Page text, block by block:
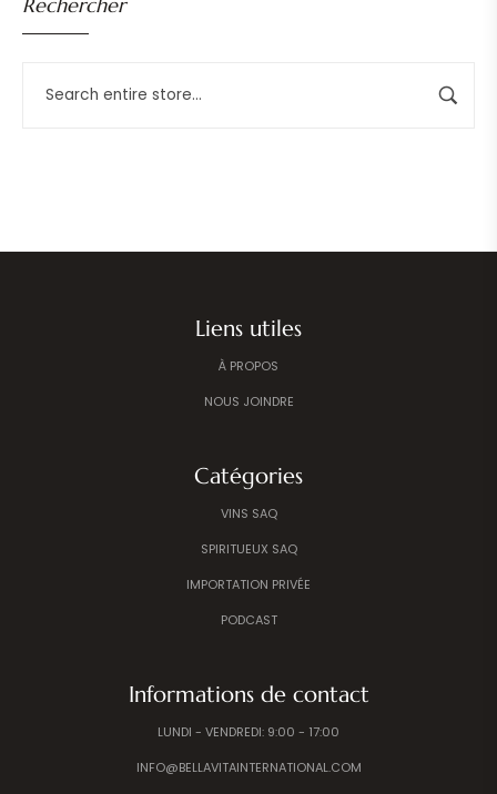
Liens utiles
À PROPOS
NOUS JOINDRE
Catégories
VINS SAQ
SPIRITUEUX SAQ
IMPORTATION PRIVÉE
PODCAST
Informations de contact
LUNDI - VENDREDI: 9:00 - 17:00
INFO@BELLAVITAINTERNATIONAL.COM